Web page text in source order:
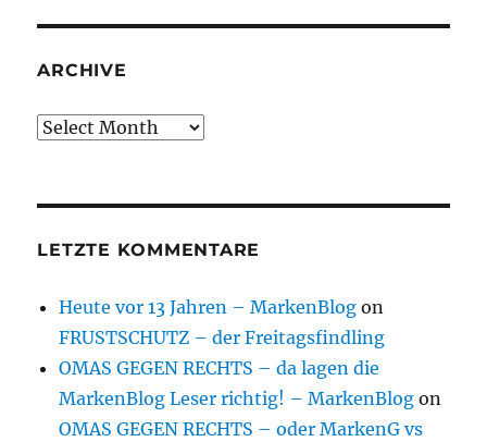
ARCHIVE
Archive
LETZTE KOMMENTARE
Heute vor 13 Jahren – MarkenBlog on
FRUSTSCHUTZ – der Freitagsfindling
OMAS GEGEN RECHTS – da lagen die
MarkenBlog Leser richtig! – MarkenBlog on
OMAS GEGEN RECHTS – oder MarkenG vs